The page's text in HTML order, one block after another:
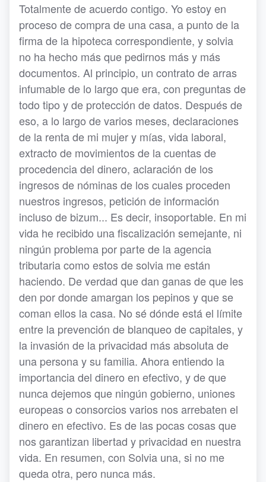
Totalmente de acuerdo contigo. Yo estoy en
proceso de compra de una casa, a punto de la
firma de la hipoteca correspondiente, y solvia
no ha hecho más que pedirnos más y más
documentos. Al principio, un contrato de arras
infumable de lo largo que era, con preguntas de
todo tipo y de protección de datos. Después de
eso, a lo largo de varios meses, declaraciones
de la renta de mi mujer y mías, vida laboral,
extracto de movimientos de la cuentas de
procedencia del dinero, aclaración de los
ingresos de nóminas de los cuales proceden
nuestros ingresos, petición de información
incluso de bizum... Es decir, insoportable. En mi
vida he recibido una fiscalización semejante, ni
ningún problema por parte de la agencia
tributaria como estos de solvia me están
haciendo. De verdad que dan ganas de que les
den por donde amargan los pepinos y que se
coman ellos la casa. No sé dónde está el límite
entre la prevención de blanqueo de capitales, y
la invasión de la privacidad más absoluta de
una persona y su familia. Ahora entiendo la
importancia del dinero en efectivo, y de que
nunca dejemos que ningún gobierno, uniones
europeas o consorcios varios nos arrebaten el
dinero en efectivo. Es de las pocas cosas que
nos garantizan libertad y privacidad en nuestra
vida. En resumen, con Solvia una, si no me
queda otra, pero nunca más.